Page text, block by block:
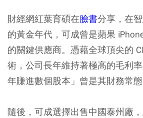
財經網紅葉育碩在臉書分享，在
的黃金年代，可成曾是蘋果
的關鍵供應商。憑藉全球頂尖的
術，公司長年維持著極高的毛利
年賺進數個股本」曾是其財務常態
隨後，可成選擇出售中國泰州廠